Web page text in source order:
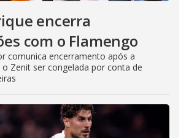
encerra
com o Flamengo
comunica encerramento após a
Zenit ser congelada por conta de